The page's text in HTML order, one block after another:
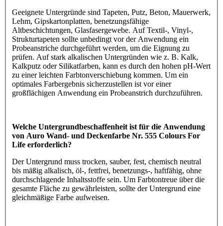
Geeignete Untergründe sind Tapeten, Putz, Beton, Mauerwerk,
Lehm, Gipskartonplatten, benetzungsfähige
Altbeschichtungen, Glasfasergewebe. Auf Textil-, Vinyl-,
Strukturtapeten sollte unbedingt vor der Anwendung ein
Probeanstriche durchgeführt werden, um die Eignung zu
prüfen. Auf stark alkalischen Untergründen wie z. B. Kalk,
Kalkputz oder Silikatfarben, kann es durch den hohen pH-Wert
zu einer leichten Farbtonverschiebung kommen. Um ein
optimales Farbergebnis sicherzustellen ist vor einer
großflächigen Anwendung ein Probeanstrich durchzuführen.
Welche Untergrundbeschaffenheit ist für die Anwendung
von Auro Wand- und Deckenfarbe Nr. 555 Colours For
Life erforderlich?
Der Untergrund muss trocken, sauber, fest, chemisch neutral
bis mäßig alkalisch, öl-, fettfrei, benetzungs-, haftfähig, ohne
durchschlagende Inhaltsstoffe sein. Um Farbtontreue über die
gesamte Fläche zu gewährleisten, sollte der Untergrund eine
gleichmäßige Farbe aufweisen.